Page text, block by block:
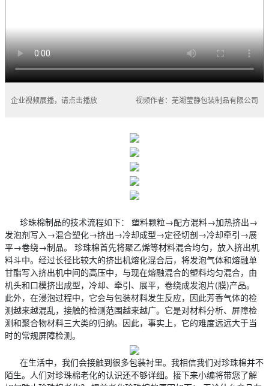
企业视频展播，请点击播放 视频作者：芜湖莹静包装制品有限公司
珍珠棉制品的技术流程如下： 塑料颗粒→配方混料→加热挤出→
发泡剂写入→混合塑化→挤出→冷却成型→定径切剖→冷却牵引→展
平→卷绕→制品。 珍珠棉首先将聚乙烯等材料混合均匀，放入挤出机
料斗中。经过长径比较大的挤出机熔化混合后，将发泡气体和熔融单
甘酯写入挤出机中间的高压中，与现在熔融混合的塑料均匀混合，由
机头和口模挤出成型，冷却、牵引、展平，卷绕成发泡片(膜)产品。
此外，在浸泡过程中，它会与包装材料发生反应，因此芳香气体的检
测越来越混乱，接触的检测范围越来越广。它是对材料分析、屏障检
测和聚合物材料三大类的归纳。因此，事实上，它的难度远远大于当
时的常规屏障检测。
在生活中，我们会接触到很多包装衬里。我相信我们对珍珠棉并不
陌生。人们对珍珠棉老化的认识还不够详细。接下来小编将带您了解